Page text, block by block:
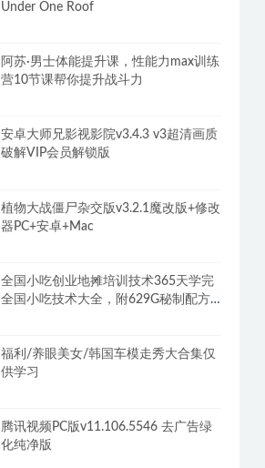
Under One Roof
阿苏·男士体能提升课，性能力max训练
营10节课帮你提升战斗力
安卓大师兄影视影院v3.4.3 v3超清画质
破解VIP会员解锁版
植物大战僵尸杂交版v3.2.1魔改版+修改
器PC+安卓+Mac
全国小吃创业地摊培训技术365天学完
全国小吃技术大全，附629G秘制配方
福利/养眼美女/韩国车模走秀大合集仅
供学习
腾讯视频PC版v11.106.5546 去广告绿
化纯净版